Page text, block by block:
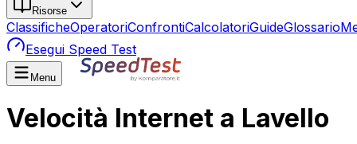
Risorse
ClassificheOperatoriConfrontiCalcolatoriGuideGlossario
Esegui Speed Test
Menu
Velocità Internet a Lavello